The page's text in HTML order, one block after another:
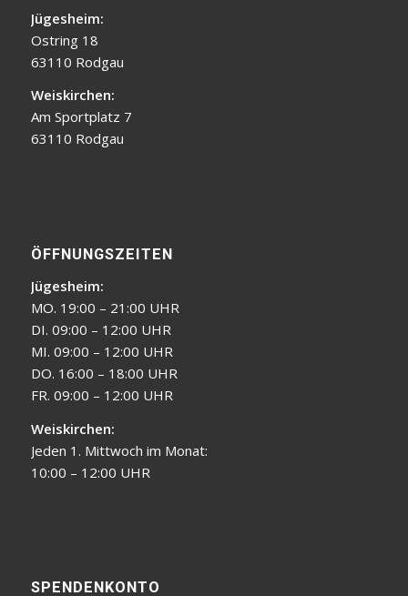
Jügesheim:
Ostring 18
63110 Rodgau
Weiskirchen:
Am Sportplatz 7
63110 Rodgau
ÖFFNUNGSZEITEN
Jügesheim:
MO. 19:00 – 21:00 UHR
DI. 09:00 – 12:00 UHR
MI. 09:00 – 12:00 UHR
DO. 16:00 – 18:00 UHR
FR. 09:00 – 12:00 UHR
Weiskirchen:
Jeden 1. Mittwoch im Monat:
10:00 – 12:00 UHR
SPENDENKONTO